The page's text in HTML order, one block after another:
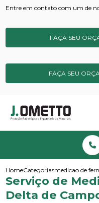
Entre em contato com um de
FAÇA SEU
FAÇA SEU
HomeCategoriasmedicao de
Serviço de
Delta de